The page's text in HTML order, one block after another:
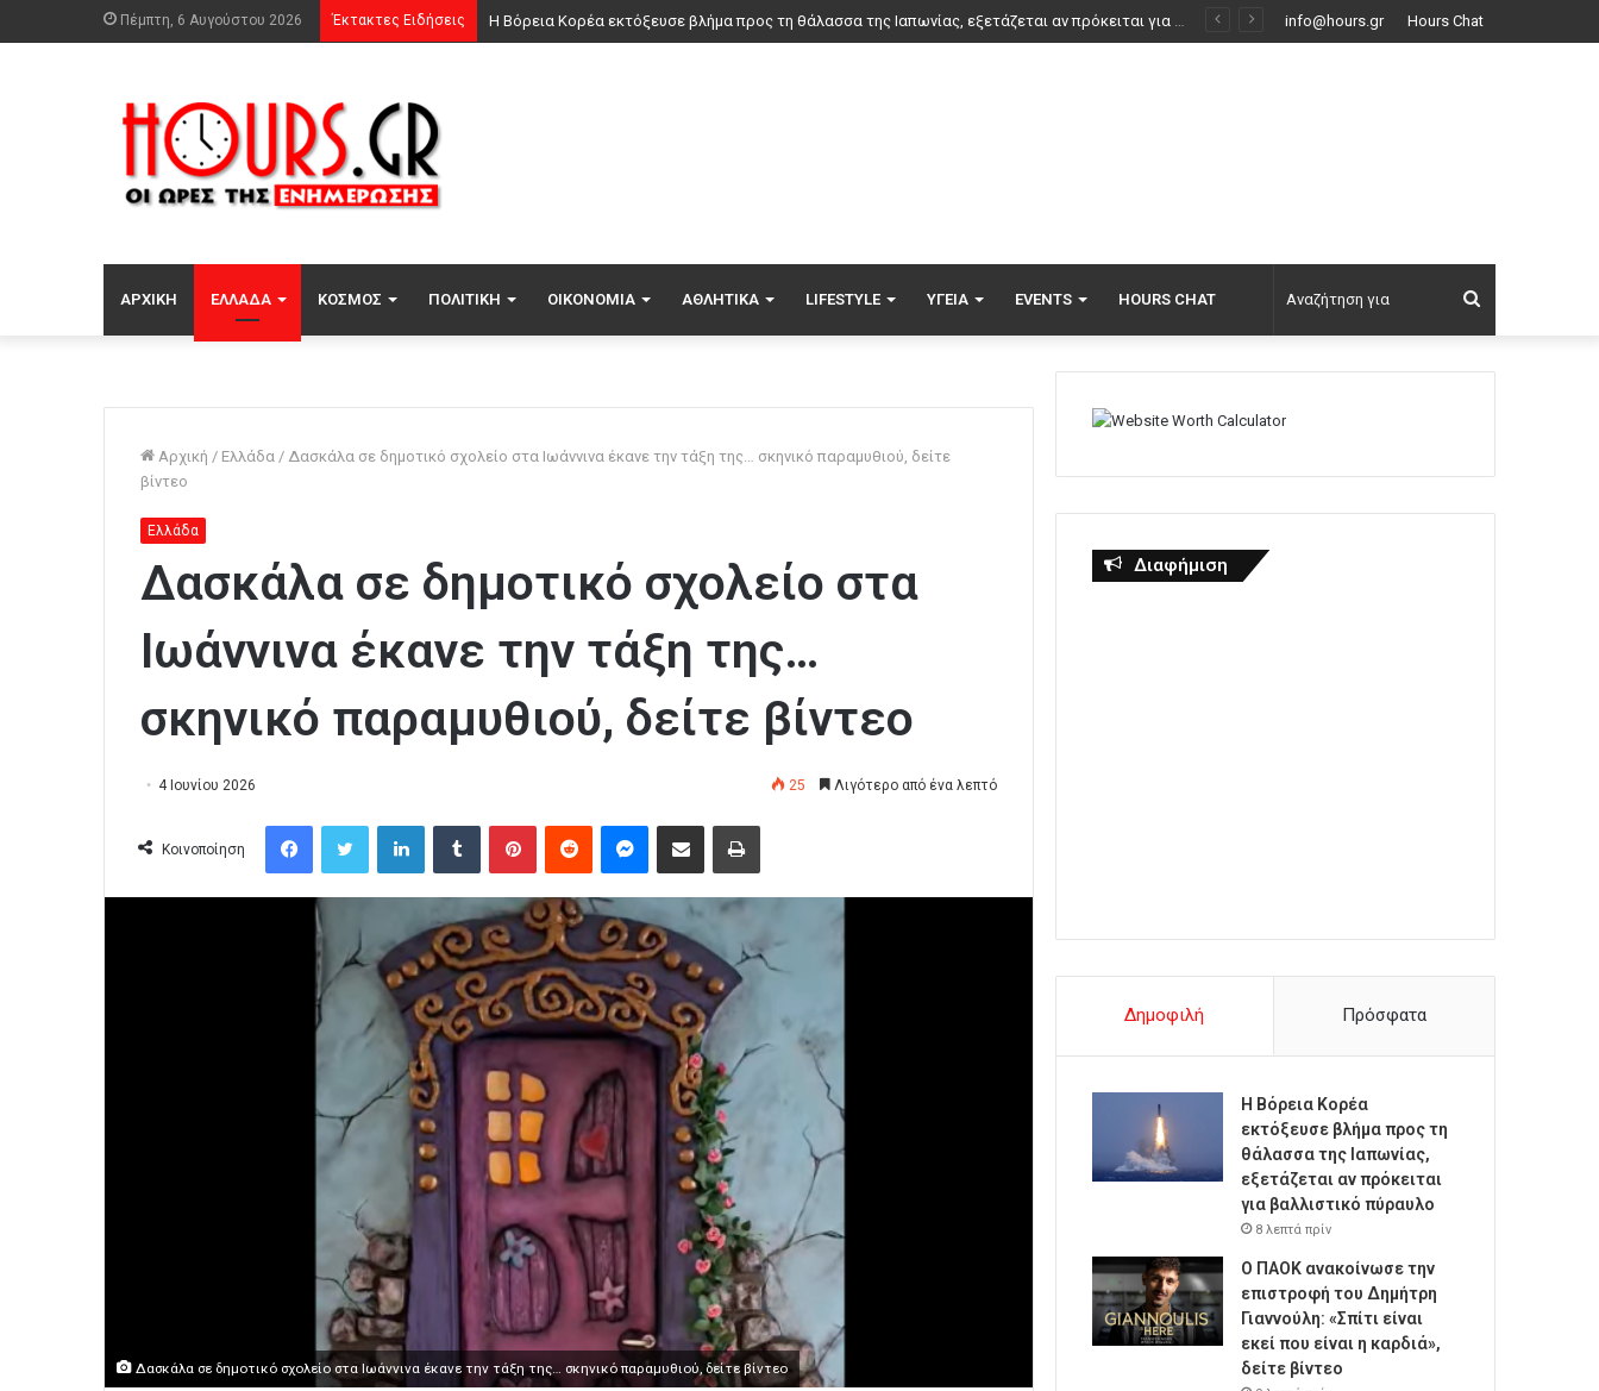
Πέμπτη, 6 Αυγούστου 2026 Έκτακτες Ειδήσεις Ο ΠΑΟΚ ανακοίνωσε την επιστροφή του Δημήτρη Γιαννούλη: «Σπίτι είναι εκεί που είναι η καρδιά», δείτε βίντεο info@hours.gr Hours Chat
ΑΡΧΙΚΉ ΕΛΛΆΔΑ ΚΌΣΜΟΣ ΠΟΛΙΤΙΚΉ ΟΙΚΟΝΟΜΊΑ ΑΘΛΗΤΙΚΆ LIFESTYLE ΥΓΕΊΑ EVENTS HOURS CHAT
για
Αρχική / Ελλάδα / Δασκάλα σε δημοτικό σχολείο στα Ιωάννινα έκανε την τάξη της… σκηνικό παραμυθιού, δείτε
βίντεο
Ελλάδα
Δασκάλα σε δημοτικό σχολείο στα
Ιωάννινα έκανε την τάξη της…
σκηνικό παραμυθιού, δείτε βίντεο
4 Ιουνίου 2026 25 Λιγότερο από ένα λεπτό
Κοινοποίηση
Δασκάλα σε δημοτικό σχολείο στα Ιωάννινα έκανε την τάξη της… σκηνικό παραμυθιού, δείτε βίντεο
Διαφήμιση
Δημοφιλή Πρόσφατα
Η Βόρεια Κορέα
εκτόξευσε βλήμα προς τη
θάλασσα της Ιαπωνίας,
εξετάζεται αν πρόκειται
για βαλλιστικό πύραυλο
8 λεπτά πρίν
Ο ΠΑΟΚ ανακοίνωσε την
επιστροφή του Δημήτρη
Γιαννούλη: «Σπίτι είναι
εκεί που είναι η καρδιά»,
δείτε βίντεο